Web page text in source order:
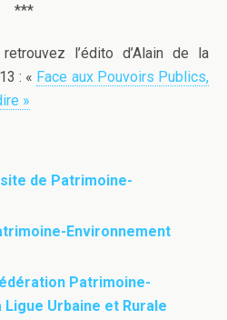
***
l’édito d’Alain de la
: « Face aux Pouvoirs Publics,
»
de Patrimoine-
Environnement
Patrimoine-
Urbaine et Rurale